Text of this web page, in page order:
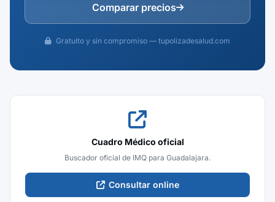
Comparar precios
Gratuito y sin compromiso — tupolizadesalud.com
Cuadro Médico oficial
Buscador oficial de IMQ para Guadalajara.
Consultar online